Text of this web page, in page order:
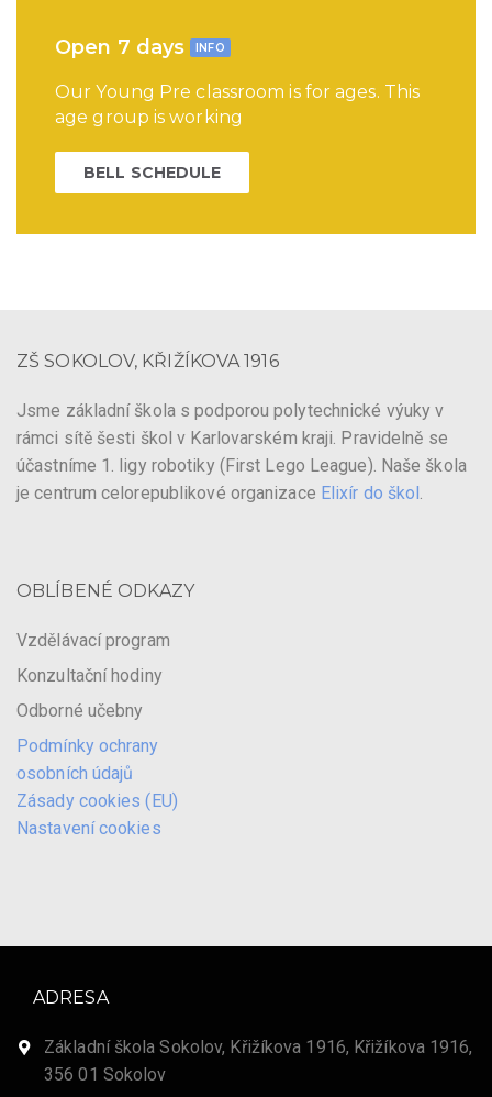
Open 7 days INFO
Our Young Pre classroom is for ages. This
age group is working
BELL SCHEDULE
ZŠ SOKOLOV, KŘIŽÍKOVA 1916
Jsme základní škola s podporou polytechnické výuky v
rámci sítě šesti škol v Karlovarském kraji. Pravidelně se
účastníme 1. ligy robotiky (First Lego League). Naše škola
je centrum celorepublikové organizace Elixír do škol .
OBLÍBENÉ ODKAZY
Vzdělávací program
Konzultační hodiny
Odborné učebny
Podmínky ochrany
osobních údajů
Zásady cookies (EU)
Nastavení cookies
ADRESA
Základní škola Sokolov, Křižíkova 1916, Křižíkova 1916,
356 01 Sokolov